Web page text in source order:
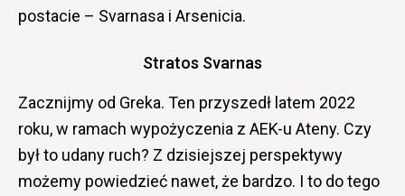
postacie – Svarnasa i Arsenicia.
Stratos Svarnas
Zacznijmy od Greka. Ten przyszedł latem 2022
roku, w ramach wypożyczenia z AEK-u Ateny. Czy
był to udany ruch? Z dzisiejszej perspektywy
możemy powiedzieć nawet, że bardzo. I to do tego